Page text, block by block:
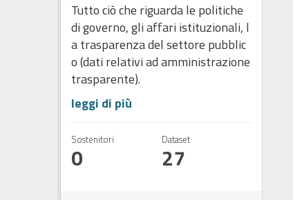
Tutto ciò che riguarda le politiche
di governo, gli affari istituzionali, l
a trasparenza del settore pubblic
o (dati relativi ad amministrazione
trasparente).
leggi di più
Sostenitori
0
Dataset
27